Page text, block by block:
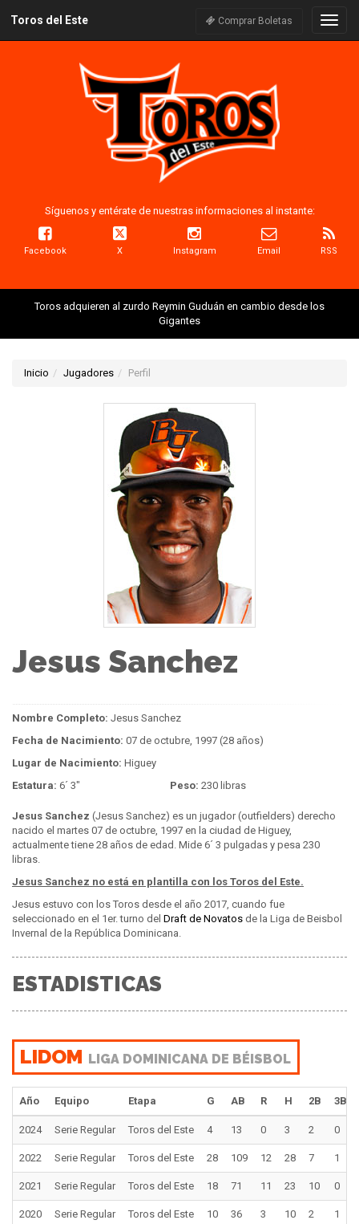
Toros del Este Comprar Boletas
Síguenos y entérate de nuestras informaciones al instante:
Facebook X Instagram Email RSS
Toros adquieren al zurdo Reymin Guduán en cambio desde los
Gigantes
Inicio Jugadores Perfil
Jesus Sanchez
Nombre Completo: Jesus Sanchez
Fecha de Nacimiento: 07 de octubre, 1997 (28 años)
Lugar de Nacimiento: Higuey
Estatura: 6´ 3" Peso: 230 libras
Jesus Sanchez (Jesus Sanchez) es un jugador (outfielders) derecho
nacido el martes 07 de octubre, 1997 en la ciudad de Higuey,
actualmente tiene 28 años de edad. Mide 6´ 3 pulgadas y pesa 230
libras.
Jesus Sanchez no está en plantilla con los Toros del Este.
Jesus estuvo con los Toros desde el año 2017, cuando fue
seleccionado en el 1er. turno del Draft de Novatos de la Liga de Beisbol
Invernal de la República Dominicana.
ESTADISTICAS
LIDOM LIGA DOMINICANA DE BÉISBOL
Año Equipo Etapa G AB R H 2B 3B
2024 Serie Regular Toros del Este 4 13 0 3 2 0
2022 Serie Regular Toros del Este 28 109 12 28 7 1
2021 Serie Regular Toros del Este 18 71 11 23 10 0
2020 Serie Regular Toros del Este 10 36 3 10 2 1